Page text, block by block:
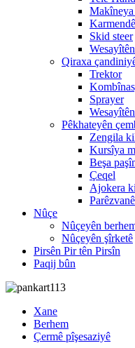
Skid steer
Qiraxa
Trektor
Sprayer
Pêkhateyên
Zengila
Kursîya
Beşa
Çeqel
Ajokera
Nûçe
Nûçeyên
Nûçeyên şîrketê
Pirsên Pir tên Pirsîn
Paqij bûn
Xane
Berhem
Çermê pîşesaziyê